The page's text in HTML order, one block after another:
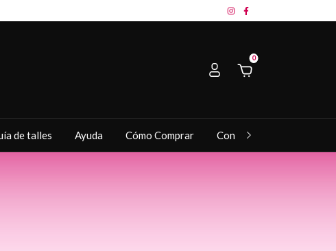
0
de talles Ayuda Cómo Comprar Contacto